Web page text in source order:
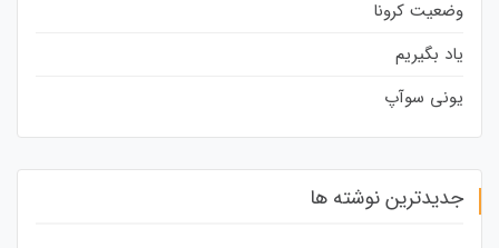
وضعیت کرونا
یاد بگیریم
یونی سوآپ
جدیدترین نوشته ها